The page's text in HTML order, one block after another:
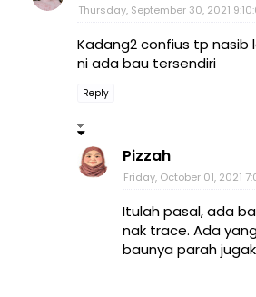
Thursday, September 30, 2021
Kadang2 confius tp nasib
ni ada bau tersendiri
Reply
Pizzah
Friday, October 01, 2021
Itulah pasal, ada
nak trace. Ada
baunya parah